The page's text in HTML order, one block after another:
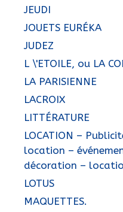
JEUDI
JOUETS EURÉKA
JUDEZ
L \'ETOILE, ou LA
LA PARISIENNE
LACROIX
LITTÉRATURE
LOCATION –
location –
décoration –
LOTUS
MAQUETTES.